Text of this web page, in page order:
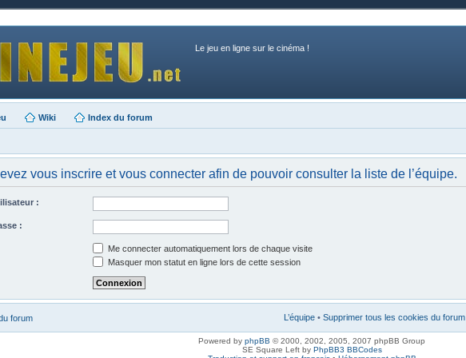
Le jeu en ligne sur le cinéma !
Wiki Index du forum
vous inscrire et vous connecter afin de pouvoir consulter la liste de l’équipe.
:
:
Me connecter automatiquement lors de chaque visite
Masquer mon statut en ligne lors de cette session
forum L’équipe • Supprimer tous les cookies du forum
Powered by phpBB © 2000, 2002, 2005, 2007 phpBB Group
SE Square Left by PhpBB3 BBCodes